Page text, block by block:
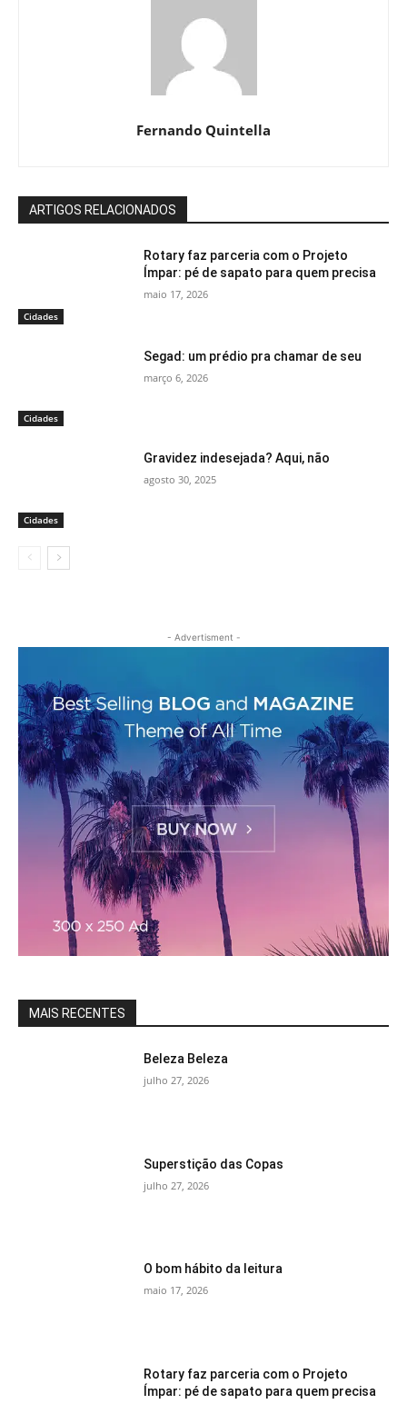
Fernando Quintella
ARTIGOS RELACIONADOS
Cidades
Rotary faz parceria com o Projeto
Ímpar: pé de sapato para quem precisa
maio 17, 2026
Cidades
Segad: um prédio pra chamar de seu
março 6, 2026
Cidades
Gravidez indesejada? Aqui, não
agosto 30, 2025
- Advertisment -
MAIS RECENTES
Beleza Beleza
julho 27, 2026
Superstição das Copas
julho 27, 2026
O bom hábito da leitura
maio 17, 2026
Rotary faz parceria com o Projeto
Ímpar: pé de sapato para quem precisa